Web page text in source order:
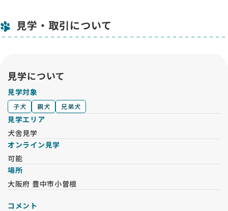
見学・取引について
見学について
見学対象
子犬 親犬 兄弟犬
見学エリア
犬舎見学
オンライン見学
可能
場所
大阪府 豊中市小曽根
コメント